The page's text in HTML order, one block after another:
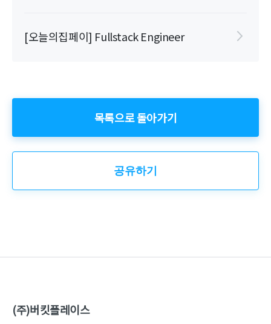
[오늘의집페이] Fullstack Engineer
목록으로 돌아가기
공유하기
(주)버킷플레이스